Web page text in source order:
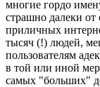
многие гордо
страшно далеки от
приличных
тысяч (!) людей,
пользователям
в той или иной
самых "больших"